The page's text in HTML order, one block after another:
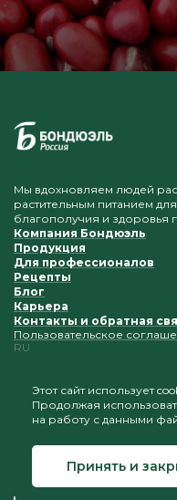
Мы вдохновляем людей
растительным питанием
благополучия и здоровья
Компания Бондюэль
Продукция
Для профессионалов
Рецепты
Блог
Карьера
Контакты и обратная
Пользовательское
RU
Приветствуется
материалов при условии
© 2026 Бондюэль Россия
Создание сайта
Этот сайт использует
Продолжая
на работу с данными
Принять и